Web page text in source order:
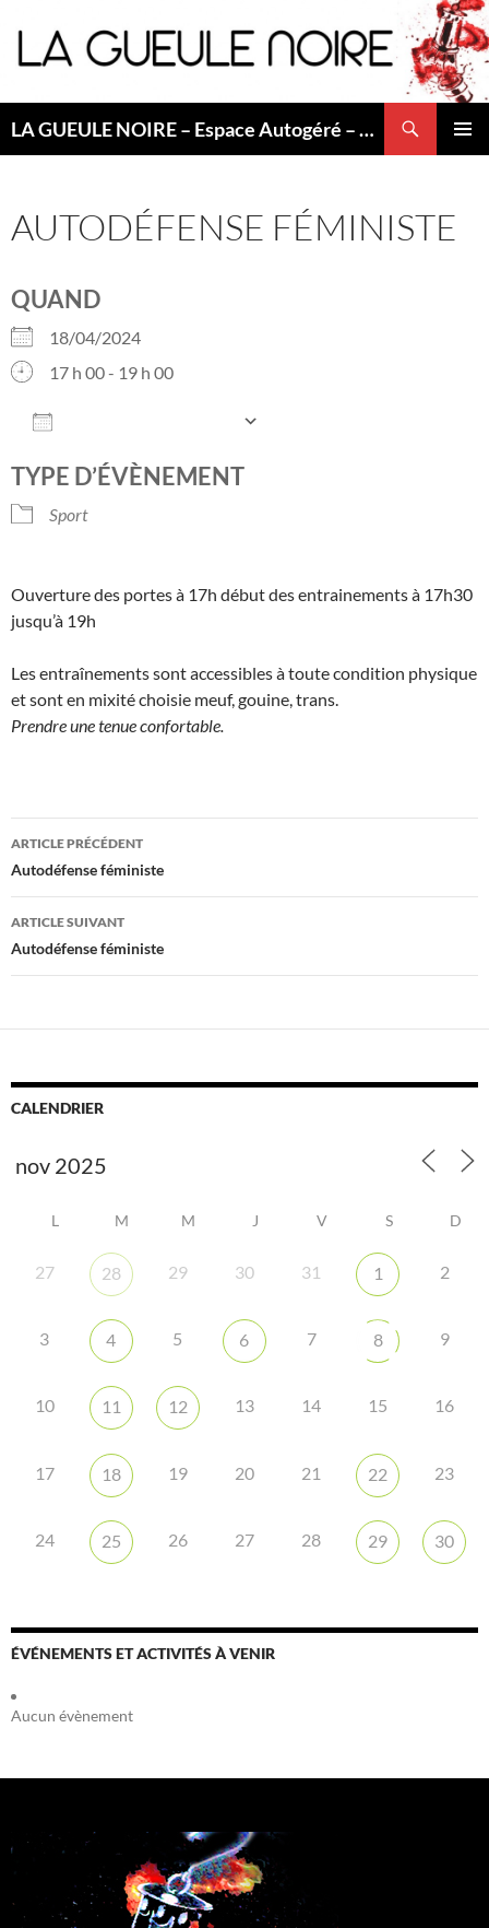
au
contenu
LA GUEULE NOIRE – Espace Autogéré – Saint Etienne
AUTODÉFENSE FÉMINISTE
QUAND
18/04/2024
17 h 00 - 19 h 00
TYPE D’ÉVÈNEMENT
Sport
Ouverture des portes à 17h début des entrainements à 17h30
jusqu’à 19h
Les entraînements sont accessibles à toute condition physique
et sont en mixité choisie meuf, gouine, trans.
Prendre une tenue confortable.
Navigation
des
articles
ARTICLE PRÉCÉDENT
Autodéfense féministe
ARTICLE SUIVANT
Autodéfense féministe
CALENDRIER
L M M J V S D
27 28 29 30 31 1 2
3 4 5 6 7 8 9
10 11 12 13 14 15 16
17 18 19 20 21 22 23
24 25 26 27 28 29 30
ÉVÉNEMENTS ET ACTIVITÉS À VENIR
Aucun évènement